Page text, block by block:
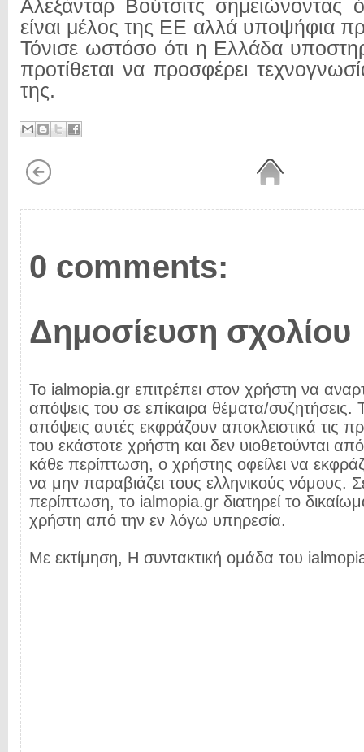
Αλεξάνταρ Βούτσιτς σημειώνοντας
είναι μέλος της ΕΕ αλλά υποψήφια
Τόνισε ωστόσο ότι η Ελλάδα
προτίθεται να προσφέρει
της.
0 comments:
Δημοσίευση σχολίου
Το ialmopia.gr επιτρέπει στον χρήστη να
απόψεις του σε επίκαιρα θέματα/συζητήσεις.
απόψεις αυτές εκφράζουν αποκλειστικά τις
του εκάστοτε χρήστη και δεν υιοθετούνται
κάθε περίπτωση, ο χρήστης οφείλει να
να μην παραβιάζει τους ελληνικούς νόμους.
περίπτωση, το ialmopia.gr διατηρεί το
χρήστη από την εν λόγω υπηρεσία.
Με εκτίμηση, Η συντακτική ομάδα του